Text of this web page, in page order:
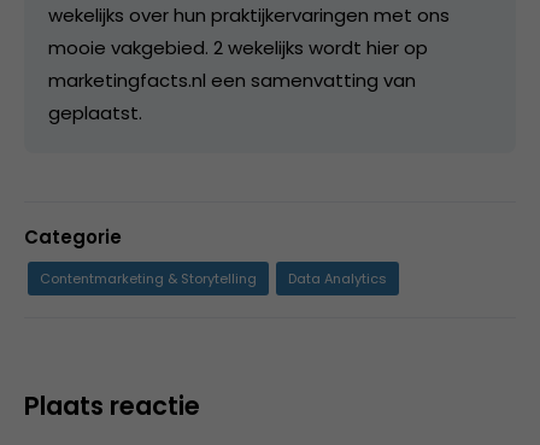
wekelijks over hun praktijkervaringen met ons
mooie vakgebied. 2 wekelijks wordt hier op
marketingfacts.nl een samenvatting van
geplaatst.
Categorie
Contentmarketing & Storytelling Data Analytics
Plaats reactie